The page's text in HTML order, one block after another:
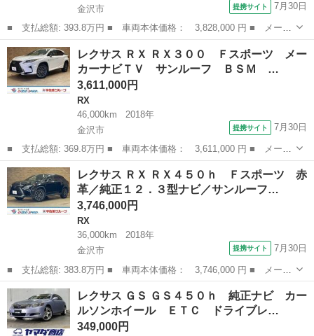
金沢市
提携サイト 7月30日
■ 支払総額: 393.8万円 ■ 車両本体価格： 3,828,000 円 ■ メーカ
ー名： レクサス ■ 車種名： ＮＸ ■ グレード名： ＮＸ３００
ｈ バージョンＬ サンルーフ／全周囲カメラ／追従クルコン／シー
トクーラ...
石川 金沢市 レクサス
レクサス ＲＸ ＲＸ３００ Ｆスポーツ メー
カーナビＴＶ サンルーフ ＢＳＭ …
3,611,000円
RX
46,000km
2018年
金沢市
提携サイト 7月30日
■ 支払総額: 369.8万円 ■ 車両本体価格： 3,611,000 円 ■ メーカ
ー名： レクサス ■ 車種名： ＲＸ ■ グレード名： ＲＸ３０
０ Ｆスポーツ メーカーナビＴＶ サンルーフ ＢＳＭ ＥＴＣ
３眼ＬＥＤ...
石川 金沢市 RX
レクサス ＲＸ ＲＸ４５０ｈ Ｆスポーツ 赤
革／純正１２．３型ナビ／サンルーフ…
3,746,000円
RX
36,000km
2018年
金沢市
提携サイト 7月30日
■ 支払総額: 383.8万円 ■ 車両本体価格： 3,746,000 円 ■ メーカ
ー名： レクサス ■ 車種名： ＲＸ ■ グレード名： ＲＸ４５０
ｈ Ｆスポーツ 赤革／純正１２．３型ナビ／サンルーフ／全周囲カ
メラ／ヘ...
石川 金沢市 RX
レクサス ＧＳ ＧＳ４５０ｈ 純正ナビ カー
ルソンホイール ＥＴＣ ドライブレ…
349,000円